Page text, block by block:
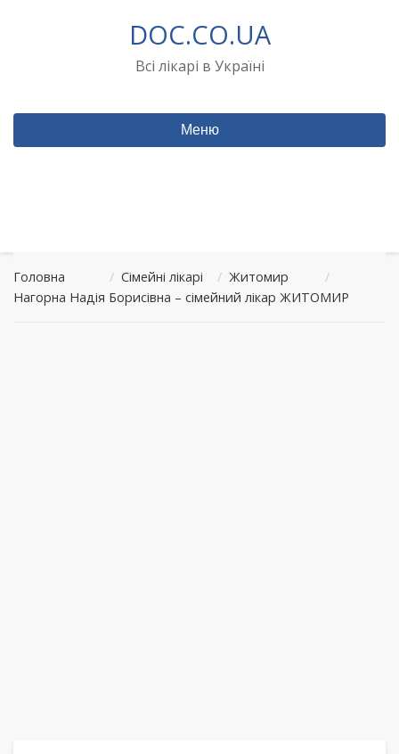
DOC.CO.UA
Всі лікарі в Україні
Меню
Головна / Сімейні лікарі / Житомир
/
Нагорна Надія Борисівна – сімейний лікар ЖИТОМИР